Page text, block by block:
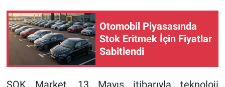
Otomobil Piyasasında
Stok Eritmek İçin Fiyatlar
Sabitlendi